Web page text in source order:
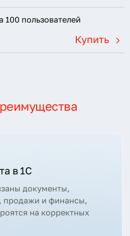
пользователей
Купить
в 1С
документы,
продажи и финансы,
на корректных